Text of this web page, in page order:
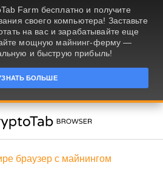
Farm бесплатно и получите
своего компьютера! Заставьте
на вас и зарабатывайте еще
мощную майнинг-ферму —
и быструю прибыль!
БОЛЬШЕ
браузер с майнингом